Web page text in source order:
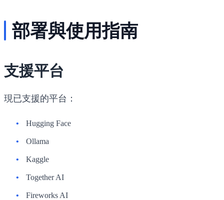
部署與使用指南
支援平台
現已支援的平台：
Hugging Face
Ollama
Kaggle
Together AI
Fireworks AI